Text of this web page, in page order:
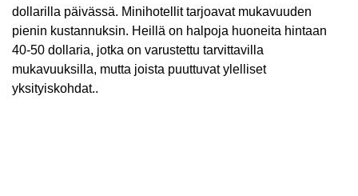
dollarilla päivässä. Minihotellit tarjoavat mukavuuden
pienin kustannuksin. Heillä on halpoja huoneita hintaan
40-50 dollaria, jotka on varustettu tarvittavilla
mukavuuksilla, mutta joista puuttuvat ylelliset
yksityiskohdat..